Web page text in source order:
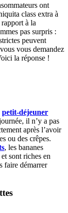
ont
class extra à
à la
pas surpris :
peuvent
vous demandez
la réponse !
petit-déjeuner
il n’y a pas
après l’avoir
ou des crêpes.
, les bananes
sont riches en
faire démarrer